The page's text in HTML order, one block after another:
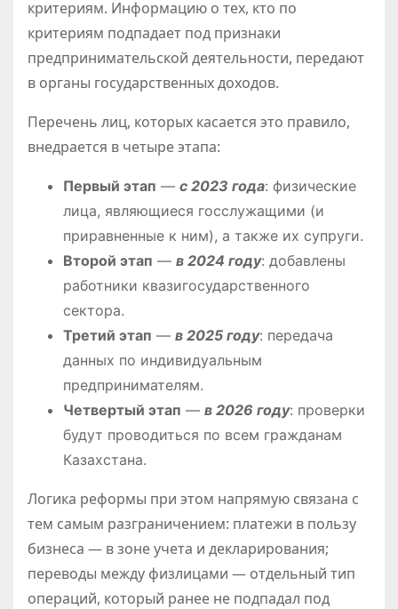
критериям. Информацию о тех, кто по
критериям подпадает под признаки
предпринимательской деятельности, передают
в органы государственных доходов.
Перечень лиц, которых касается это правило,
внедрается в четыре этапа:
Первый этап — с 2023 года: физические
лица, являющиеся госслужащими (и
приравненные к ним), а также их супруги.
Второй этап — в 2024 году: добавлены
работники квазигосударственного
сектора.
Третий этап — в 2025 году: передача
данных по индивидуальным
предпринимателям.
Четвертый этап — в 2026 году: проверки
будут проводиться по всем гражданам
Казахстана.
Логика реформы при этом напрямую связана с
тем самым разграничением: платежи в пользу
бизнеса — в зоне учета и декларирования;
переводы между физлицами — отдельный тип
операций, который ранее не подпадал под